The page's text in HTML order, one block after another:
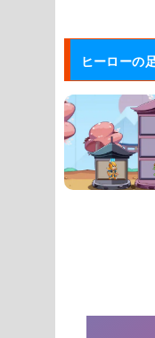
ヒーローの